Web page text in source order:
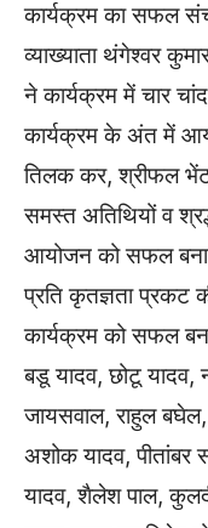
कार्यक्रम का सफल
व्याख्याता थंगेश्वर
ने कार्यक्रम में चार
कार्यक्रम के अंत में
तिलक कर, श्रीफल भेंट
समस्त अतिथियों व
आयोजन को सफल
प्रति कृतज्ञता प्रकट
कार्यक्रम को सफल
बडू यादव, छोटू
जायसवाल, राहुल बघेल,
अशोक यादव, पीतांबर
यादव, शैलेश पाल,